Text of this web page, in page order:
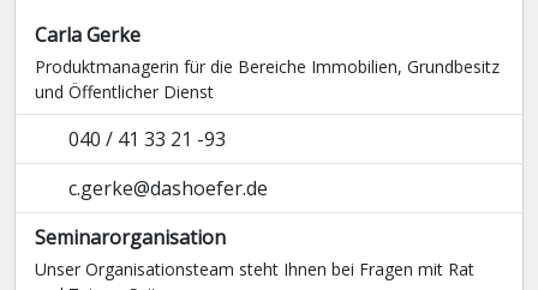
Carla Gerke
Produktmanagerin für die Bereiche Immobilien, Grundbesitz
und Öffentlicher Dienst
040 / 41 33 21 -93
c.gerke@dashoefer.de
Seminarorganisation
Unser Organisationsteam steht Ihnen bei Fragen mit Rat